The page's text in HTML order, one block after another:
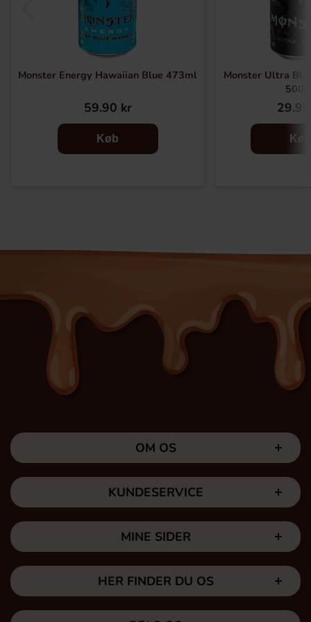
Monster Energy Hawaiian Blue 473ml
59.90 kr
Køb
Monster Ultra
Køb
OM OS
KUNDESERVICE
MINE SIDER
HER FINDER DU OS